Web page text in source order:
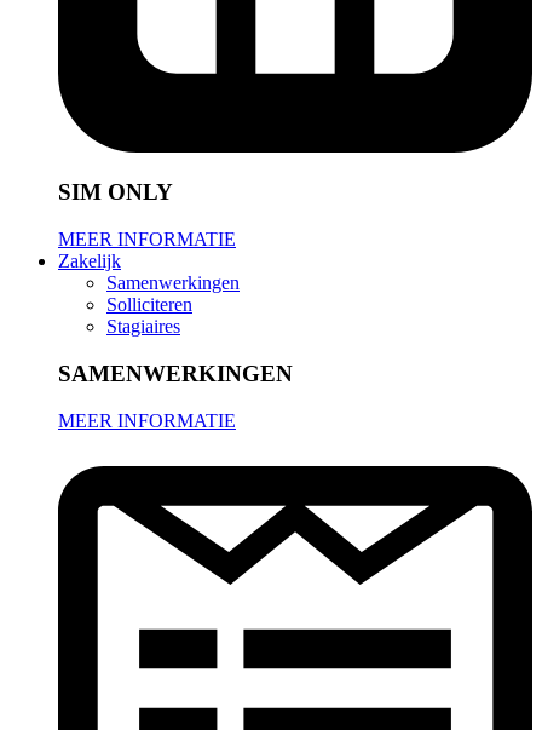
SIM ONLY
MEER INFORMATIE
Zakelijk
Samenwerkingen
Solliciteren
Stagiaires
SAMENWERKINGEN
MEER INFORMATIE